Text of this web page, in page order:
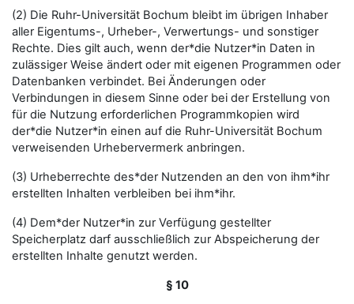
(2) Die Ruhr-Universität Bochum bleibt im übrigen Inhaber
aller Eigentums-, Urheber-, Verwertungs- und sonstiger
Rechte. Dies gilt auch, wenn der*die Nutzer*in Daten in
zulässiger Weise ändert oder mit eigenen Programmen oder
Datenbanken verbindet. Bei Änderungen oder
Verbindungen in diesem Sinne oder bei der Erstellung von
für die Nutzung erforderlichen Programmkopien wird
der*die Nutzer*in einen auf die Ruhr-Universität Bochum
verweisenden Urhebervermerk anbringen.
(3) Urheberrechte des*der Nutzenden an den von ihm*ihr
erstellten Inhalten verbleiben bei ihm*ihr.
(4) Dem*der Nutzer*in zur Verfügung gestellter
Speicherplatz darf ausschließlich zur Abspeicherung der
erstellten Inhalte genutzt werden.
§ 10